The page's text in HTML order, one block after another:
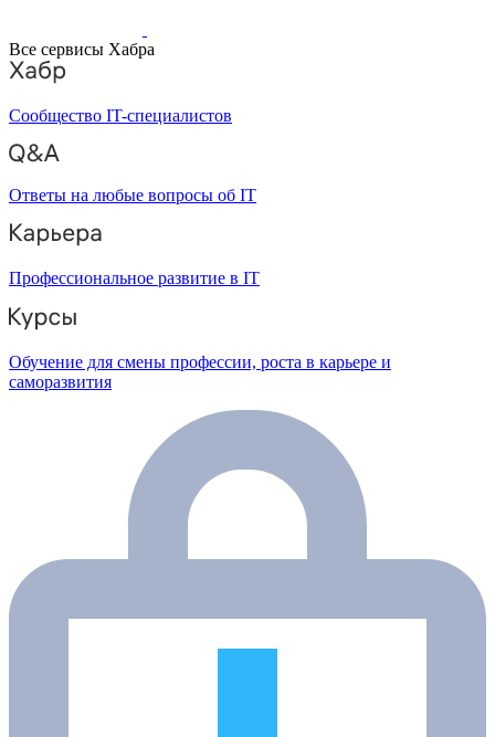
Все сервисы Хабра
Сообщество IT-специалистов
Ответы на любые вопросы об IT
Профессиональное развитие в IT
Обучение для смены профессии, роста в карьере и
саморазвития